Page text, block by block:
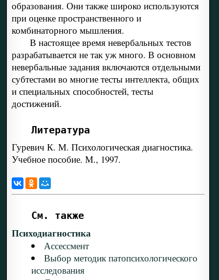
образования. Они также широко используются
при оценке пространственного и
комбинаторного мышления.
В настоящее время невербальных тестов
разрабатывается не так уж много. В основном
невербальные задания включаются отдельными
субтестами во многие тесты интеллекта, общих
и специальных способностей, тесты
достижений.
Литература
Гуревич К. М. Психологическая диагностика.
Учебное пособие. М., 1997.
См. также
Психодиагностика
Ассессмент
Выбор методик патопсихологического
исследования